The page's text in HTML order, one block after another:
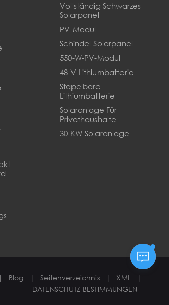
Vollständig Schwarzes
Solarpanel
PV-Modul
Schindel-Solarpanel
550-W-PV-Modul
48-V-Lithiumbatterie
Stapelbare
Lithiumbatterie
Solaranlage Für
Privathaushalte
30-KW-Solaranlage
| Blog | Seitenverzeichnis | XML
|
DATENSCHUTZ-BESTIMMUNGEN